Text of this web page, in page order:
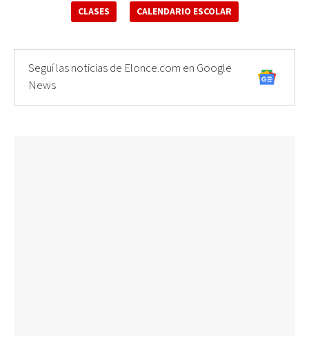
CLASES CALENDARIO ESCOLAR
Seguí las noticias de Elonce.com en Google
News